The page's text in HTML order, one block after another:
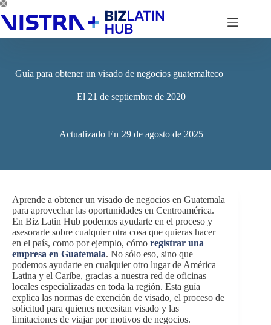
Saltar
al
contenido
Guía para obtener un visado de negocios guatemalteco
El 21 de septiembre de 2020
Actualizado En 29 de agosto de 2025
Aprende a obtener un visado de negocios en Guatemala
para aprovechar las oportunidades en Centroamérica.
En Biz Latin Hub podemos ayudarte en el proceso y
asesorarte sobre cualquier otra cosa que quieras hacer
en el país, como por ejemplo, cómo registrar una
empresa en Guatemala. No sólo eso, sino que
podemos ayudarte en cualquier otro lugar de América
Latina y el Caribe, gracias a nuestra red de oficinas
locales especializadas en toda la región. Esta guía
explica las normas de exención de visado, el proceso de
solicitud para quienes necesitan visado y las
limitaciones de viajar por motivos de negocios.